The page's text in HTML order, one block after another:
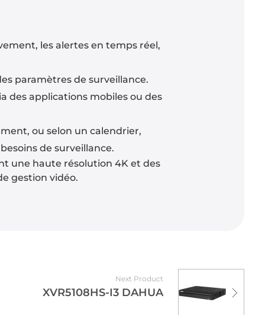
les alertes en temps réel,
paramètres de surveillance.
des applications mobiles ou des
ou selon un calendrier,
de surveillance.
une haute résolution 4K et des
gestion vidéo.
Next Product
XVR5108HS-I3 DAHUA